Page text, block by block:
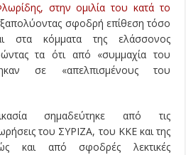
στην ομιλία του κατά το
σφοδρή επίθεση τόσο
κόμματα της ελάσσονος
τα ότι από «συμμαχία του
σε «απελπισμένους του
σημαδεύτηκε από τις
του ΣΥΡΙΖΑ, του ΚΚΕ και της
και από σφοδρές λεκτικές